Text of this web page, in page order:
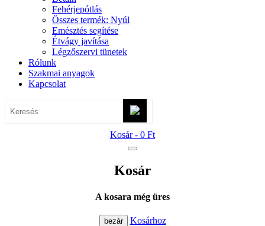
Fehérjepótlás
Összes termék: Nyúl
Emésztés segítése
Étvágy javítása
Légzőszervi tünetek
Rólunk
Szakmai anyagok
Kapcsolat
Kosár - 0 Ft
Kosár
A kosara még üres
bezár Kosárhoz